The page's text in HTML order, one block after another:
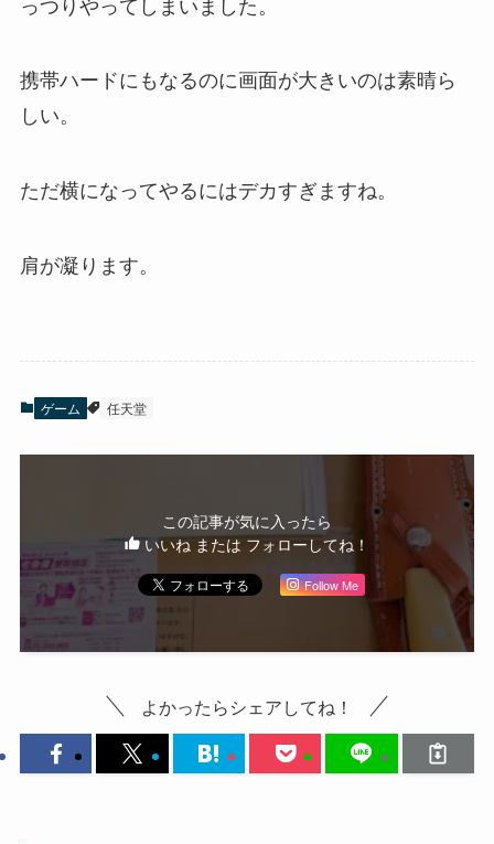
携帯ハードにもなるのに画面が大きいのは素晴ら
しい。
ただ横になってやるにはデカすぎますね。
肩が凝ります。
ゲーム 任天堂
この記事が気に入ったら
いいね または フォローしてね！
Follow Me
よかったらシェアしてね！